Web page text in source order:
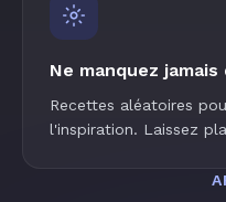
Ne manquez
Recettes aléatoires
l'inspiration. Laissez